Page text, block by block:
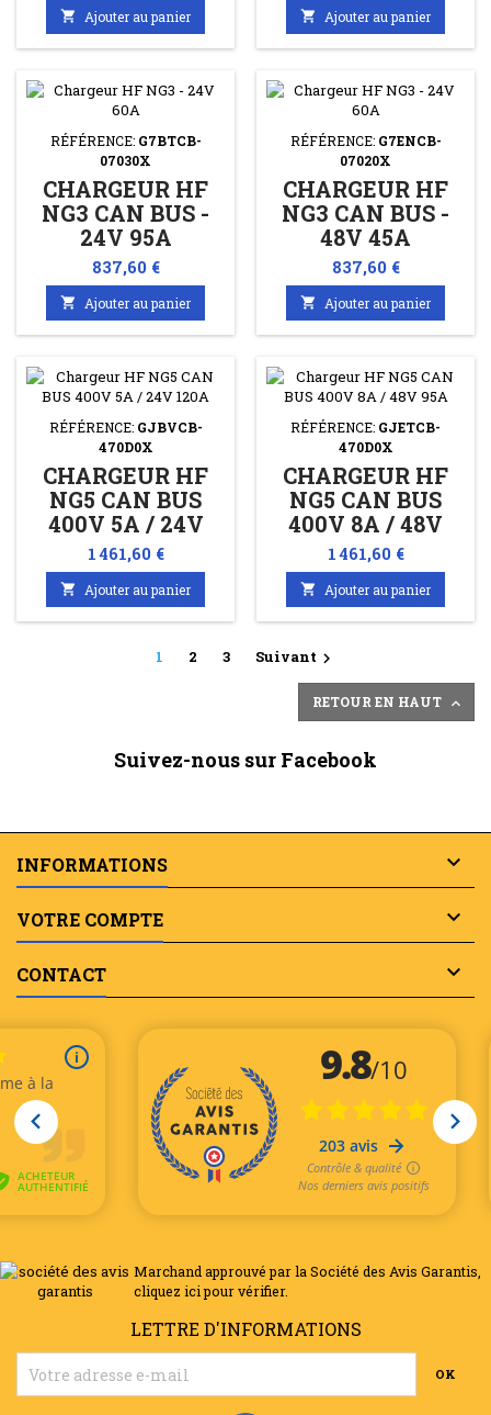
 Ajouter au panier  Ajouter au panier
RÉFÉRENCE: G7BTCB-
07030X
CHARGEUR HF
NG3 CAN BUS -
24V 95A
Prix
837,60 €
 Ajouter au panier
RÉFÉRENCE: G7ENCB-
07020X
CHARGEUR HF
NG3 CAN BUS -
48V 45A
Prix
837,60 €
 Ajouter au panier
RÉFÉRENCE: GJBVCB-
470D0X
CHARGEUR HF
NG5 CAN BUS
400V 5A / 24V
120A
Prix
1 461,60 €
 Ajouter au panier
RÉFÉRENCE: GJETCB-
470D0X
CHARGEUR HF
NG5 CAN BUS
400V 8A / 48V
95A
Prix
1 461,60 €
 Ajouter au panier
1 2 3 Suivant 
RETOUR EN HAUT 
Suivez-nous sur Facebook
INFORMATIONS 
VOTRE COMPTE 
CONTACT 
Marchand approuvé par la Société des Avis Garantis,
cliquez ici pour vérifier.
LETTRE D'INFORMATIONS